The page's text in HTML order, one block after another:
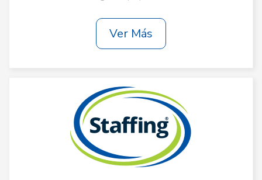
Ver Más